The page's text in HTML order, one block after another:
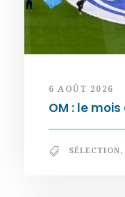
6 AOÛT 2026
OM : le
SÉLECTION,